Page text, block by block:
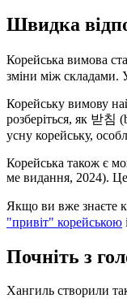
Швидка
Корейська вимова
зміни між складами.
Корейську вимову
розберіться, як 받침
усну корейську,
Корейська також є
ме видання, 2024). Це
Якщо ви вже знаєте
"привіт" корейською і
Почніть з
Хангиль створили